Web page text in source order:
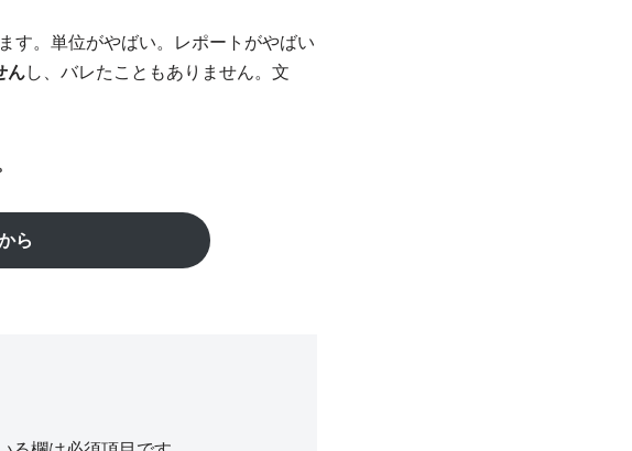
す。単位がやばい。レポートがやばい
んし、バレたこともありません。文
ら